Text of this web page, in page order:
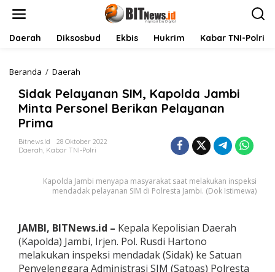
Daerah Diksosbud Ekbis Hukrim Kabar TNI-Polri
Beranda / Daerah
d
a
k
e
l
a
n
S
I
M
,
Sidak Pelayanan SIM, Kapolda Jambi
Minta Personel Berikan Pelayanan
Prima
Bitnews.id
28 Oktober 2022
Daerah, Kabar TNI-Polri
Kapolda Jambi menyapa masyarakat saat melakukan inspeksi
mendadak pelayanan SIM di Polresta Jambi. (Dok Istimewa)
JAMBI, BITNews.id – Kepala Kepolisian Daerah
(Kapolda) Jambi, Irjen. Pol. Rusdi Hartono
melakukan inspeksi mendadak (Sidak) ke Satuan
Penyelenggara Administrasi SIM (Satpas) Polresta